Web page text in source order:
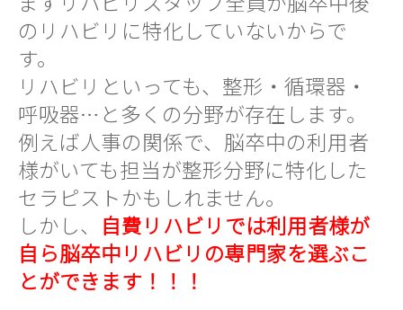
のリハビリに特化していないからで
す。
リハビリといっても、整形・循環器・
呼吸器…と多くの分野が存在します。
例えば人事の関係で、脳卒中の利用者
様がいても担当が整形分野に特化した
セラピストかもしれません。
しかし、 自費リハビリでは利用者様が
自ら脳卒中リハビリの専門家を選ぶこ
とができます！！！